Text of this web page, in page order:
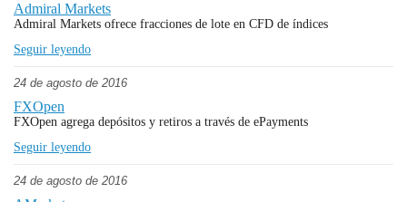
Admiral Markets
Admiral Markets ofrece fracciones de lote en CFD de índices
Seguir leyendo
24 de agosto de 2016
FXOpen
FXOpen agrega depósitos y retiros a través de ePayments
Seguir leyendo
24 de agosto de 2016